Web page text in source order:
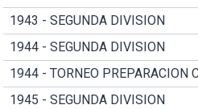
1943 - SEGUNDA DIVISION
1944 - SEGUNDA DIVISION
1944 - TORNEO PREPARACION
1945 - SEGUNDA DIVISION